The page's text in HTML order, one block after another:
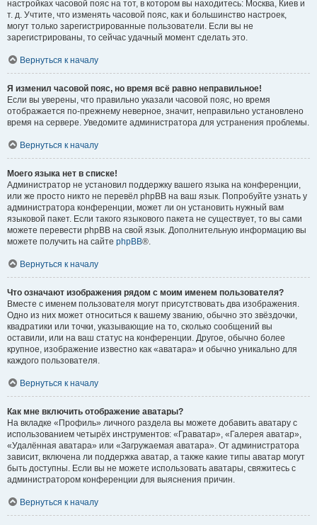
настройках часовой пояс на тот, в котором вы находитесь: Москва, Киев и
т. д. Учтите, что изменять часовой пояс, как и большинство настроек,
могут только зарегистрированные пользователи. Если вы не
зарегистрированы, то сейчас удачный момент сделать это.
Вернуться к началу
Я изменил часовой пояс, но время всё равно неправильное!
Если вы уверены, что правильно указали часовой пояс, но время
отображается по-прежнему неверное, значит, неправильно установлено
время на сервере. Уведомите администратора для устранения проблемы.
Вернуться к началу
Моего языка нет в списке!
Администратор не установил поддержку вашего языка на конференции,
или же просто никто не перевёл phpBB на ваш язык. Попробуйте узнать у
администратора конференции, может ли он установить нужный вам
языковой пакет. Если такого языкового пакета не существует, то вы сами
можете перевести phpBB на свой язык. Дополнительную информацию вы
можете получить на сайте phpBB®.
Вернуться к началу
Что означают изображения рядом с моим именем пользователя?
Вместе с именем пользователя могут присутствовать два изображения.
Одно из них может относиться к вашему званию, обычно это звёздочки,
квадратики или точки, указывающие на то, сколько сообщений вы
оставили, или на ваш статус на конференции. Другое, обычно более
крупное, изображение известно как «аватара» и обычно уникально для
каждого пользователя.
Вернуться к началу
Как мне включить отображение аватары?
На вкладке «Профиль» личного раздела вы можете добавить аватару с
использованием четырёх инструментов: «Граватар», «Галерея аватар»,
«Удалённая аватара» или «Загружаемая аватара». От администратора
зависит, включена ли поддержка аватар, а также какие типы аватар могут
быть доступны. Если вы не можете использовать аватары, свяжитесь с
администратором конференции для выяснения причин.
Вернуться к началу